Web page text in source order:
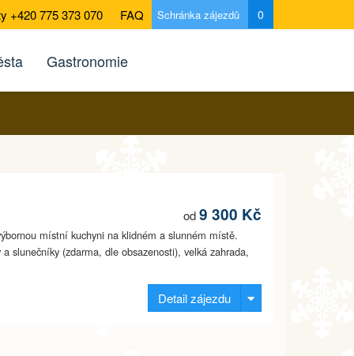
+420 775 373 070 FAQ Schránka zájezdů 0
Gastronomie
od9 300 Kč
místní kuchyni na klidném a slunném místě.
slunečníky (zdarma, dle obsazenosti), velká zahrada,
Detail zájezdu